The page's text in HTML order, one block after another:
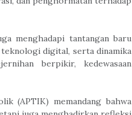
menghadapi tantangan baru
digital, serta dinamika
berpikir, kedewasaan
(APTIK) memandang bahwa